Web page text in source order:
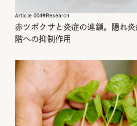
Article 004# Research
赤ツボクサと炎症の連鎖。隠れ
階への抑制作用